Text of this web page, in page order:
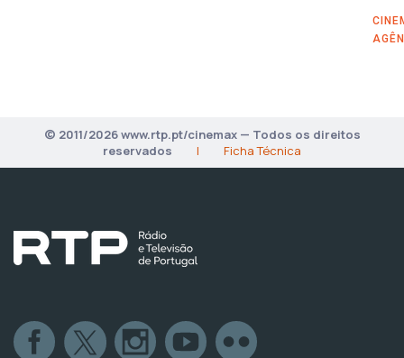
© 2011/2026 www.rtp.pt/cinemax — Todos os direitos
reservados
| Ficha Técnica